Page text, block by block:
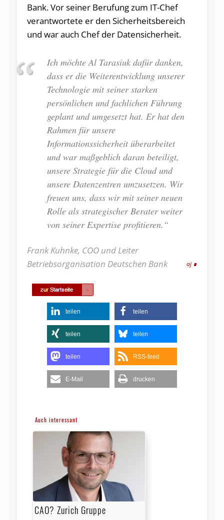
Bank. Vor seiner Berufung zum IT-Chef
verantwortete er den Sicherheitsbereich
und war auch Chef der Datensicherheit.
Ich möchte Al Tarasiuk dafür danken,
dass er die Weiterentwicklung unserer
Technologie mit seiner starken
persönlichen und fachlichen Führung
geplant und umgesetzt hat. Er hat den
Rahmen für unsere
Informationssicherheit überarbeitet
und war maßgeblich daran beteiligt,
unsere Strategie für die Cloud und
unsere Datenzentren umzusetzen. Wir
freuen uns, dass wir mit seiner neuen
Rolle als strategischer Berater weiter
von seiner Expertise profitieren.“
Frank Kuhnke, COO und Leiter
Betriebsorganisation Deutschen Bank
aj
teilen teilen
teilen teilen
teilen RSS-feed
E-Mail drucken
Auch interessant
CAO? Zurich Gruppe